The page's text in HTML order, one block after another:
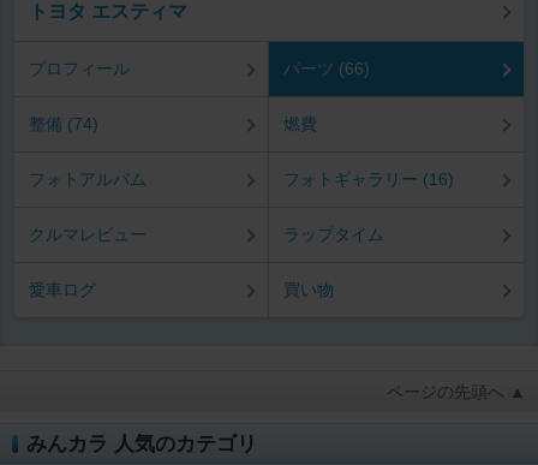
トヨタ エスティマ
プロフィール パーツ (66)
整備 (74) 燃費
フォトアルバム フォトギャラリー (16)
クルマレビュー ラップタイム
愛車ログ 買い物
ページの先頭へ ▲
みんカラ 人気のカテゴリ